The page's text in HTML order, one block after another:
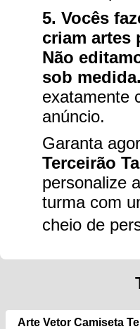
5. Vocês
criam artes
Não
sob medida.
exatamente
anúncio.
Garanta
Terceirão
personalize
turma com
cheio de
Arte Vetor Camiseta